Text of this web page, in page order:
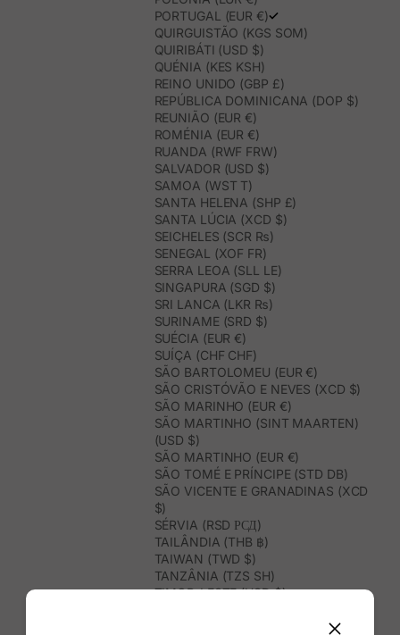
PORTUGAL (EUR €)
QUIRGUISTÃO (KGS SOM)
QUIRIBÁTI (USD $)
QUÉNIA (KES KSH)
REINO UNIDO (GBP £)
REPÚBLICA DOMINICANA (DOP $)
REUNIÃO (EUR €)
ROMÉNIA (EUR €)
RUANDA (RWF FRW)
SALVADOR (USD $)
SAMOA (WST T)
SANTA HELENA (SHP £)
SANTA LÚCIA (XCD $)
SEICHELES (SCR ₨)
SENEGAL (XOF FR)
SERRA LEOA (SLL LE)
SINGAPURA (SGD $)
SRI LANCA (LKR ₨)
SURINAME (SRD $)
SUÉCIA (EUR €)
SUÍÇA (CHF CHF)
SÃO BARTOLOMEU (EUR €)
SÃO CRISTÓVÃO E NEVES (XCD $)
SÃO MARINHO (EUR €)
SÃO MARTINHO (SINT MAARTEN)
(USD $)
SÃO MARTINHO (EUR €)
SÃO TOMÉ E PRÍNCIPE (STD DB)
SÃO VICENTE E GRANADINAS (XCD
$)
SÉRVIA (RSD РСД)
TAILÂNDIA (THB ฿)
TAIWAN (TWD $)
TANZÂNIA (TZS SH)
TIMOR-LESTE (USD $)